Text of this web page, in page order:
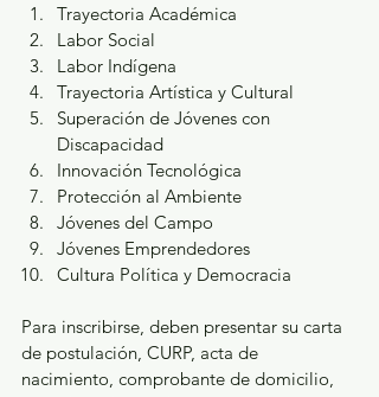
Trayectoria Académica
Labor Social
Labor Indígena
Trayectoria Artística y Cultural
Superación de Jóvenes con
Discapacidad
Innovación Tecnológica
Protección al Ambiente
Jóvenes del Campo
Jóvenes Emprendedores
Cultura Política y Democracia
Para inscribirse, deben presentar su carta
de postulación, CURP, acta de
nacimiento, comprobante de domicilio,